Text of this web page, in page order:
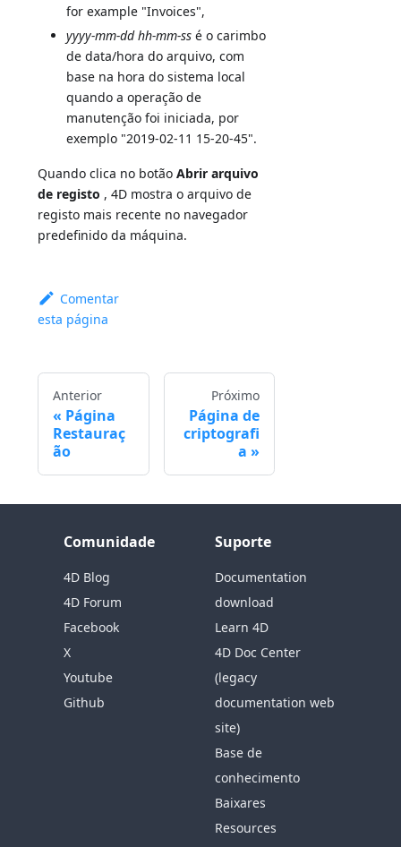
for example "Invoices",
yyyy-mm-dd hh-mm-ss é o carimbo
de data/hora do arquivo, com
base na hora do sistema local
quando a operação de
manutenção foi iniciada, por
exemplo "2019-02-11 15-20-45".
Quando clica no botãoAbrir arquivo
de registo , 4D mostra o arquivo de
registo mais recente no navegador
predefinido da máquina.
Comentar
esta página
Anterior
Página
Restauraç
ão
Próximo
Página de
criptografi
a
Comunidade
4D Blog
4D Forum
Facebook
X
Youtube
Github
Suporte
Documentation
download
Learn 4D
4D Doc Center
(legacy
documentation web
site)
Base de
conhecimento
Baixares
Resources